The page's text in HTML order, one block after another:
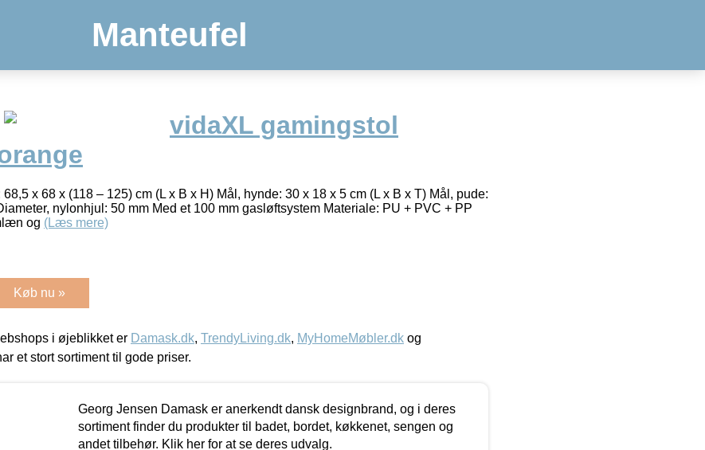
Manteufel
vidaXL gamingstol
x 68 x (118 – 125) cm (L x B x H) Mål, hynde: 30 x 18 x 5 cm (L x B x T) Mål, pude:
nylonhjul: 50 mm Med et 100 mm gasløftsystem Materiale: PU + PVC + PP
og (Læs mere)
Køb nu »
i øjeblikket er Damask.dk, TrendyLiving.dk, MyHomeMøbler.dk og
et stort sortiment til gode priser.
Georg Jensen Damask er anerkendt dansk designbrand, og i deres
sortiment finder du produkter til badet, bordet, køkkenet, sengen og
andet tilbehør. Klik her for at se deres udvalg.